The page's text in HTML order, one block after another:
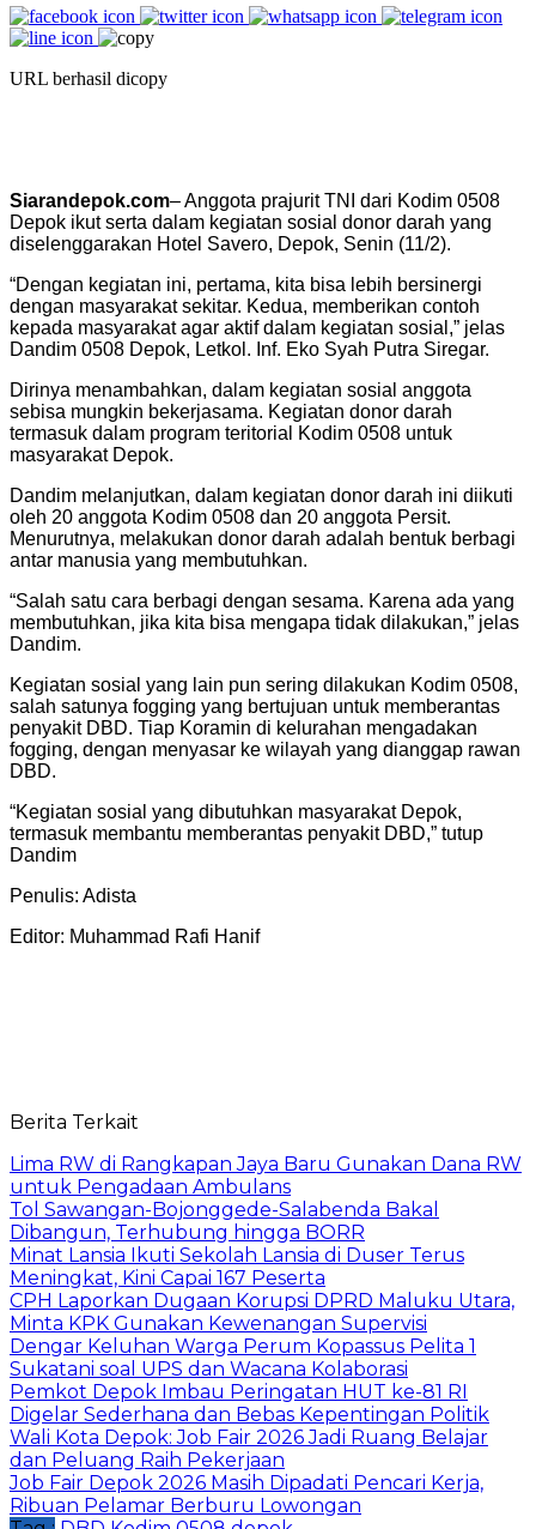
URL berhasil dicopy
Siarandepok.com– Anggota prajurit TNI dari Kodim 0508
Depok ikut serta dalam kegiatan sosial donor darah yang
diselenggarakan Hotel Savero, Depok, Senin (11/2).
“Dengan kegiatan ini, pertama, kita bisa lebih bersinergi
dengan masyarakat sekitar. Kedua, memberikan contoh
kepada masyarakat agar aktif dalam kegiatan sosial,” jelas
Dandim 0508 Depok, Letkol. Inf. Eko Syah Putra Siregar.
Dirinya menambahkan, dalam kegiatan sosial anggota
sebisa mungkin bekerjasama. Kegiatan donor darah
termasuk dalam program teritorial Kodim 0508 untuk
masyarakat Depok.
Dandim melanjutkan, dalam kegiatan donor darah ini diikuti
oleh 20 anggota Kodim 0508 dan 20 anggota Persit.
Menurutnya, melakukan donor darah adalah bentuk berbagi
antar manusia yang membutuhkan.
“Salah satu cara berbagi dengan sesama. Karena ada yang
membutuhkan, jika kita bisa mengapa tidak dilakukan,” jelas
Dandim.
Kegiatan sosial yang lain pun sering dilakukan Kodim 0508,
salah satunya fogging yang bertujuan untuk memberantas
penyakit DBD. Tiap Koramin di kelurahan mengadakan
fogging, dengan menyasar ke wilayah yang dianggap rawan
DBD.
“Kegiatan sosial yang dibutuhkan masyarakat Depok,
termasuk membantu memberantas penyakit DBD,” tutup
Dandim
Penulis: Adista
Editor: Muhammad Rafi Hanif
Berita Terkait
Lima RW di Rangkapan Jaya Baru Gunakan Dana RW
untuk Pengadaan Ambulans
Tol Sawangan-Bojonggede-Salabenda Bakal
Dibangun, Terhubung hingga BORR
Minat Lansia Ikuti Sekolah Lansia di Duser Terus
Meningkat, Kini Capai 167 Peserta
CPH Laporkan Dugaan Korupsi DPRD Maluku Utara,
Minta KPK Gunakan Kewenangan Supervisi
Dengar Keluhan Warga Perum Kopassus Pelita 1
Sukatani soal UPS dan Wacana Kolaborasi
Pemkot Depok Imbau Peringatan HUT ke-81 RI
Digelar Sederhana dan Bebas Kepentingan Politik
Wali Kota Depok: Job Fair 2026 Jadi Ruang Belajar
dan Peluang Raih Pekerjaan
Job Fair Depok 2026 Masih Dipadati Pencari Kerja,
Ribuan Pelamar Berburu Lowongan